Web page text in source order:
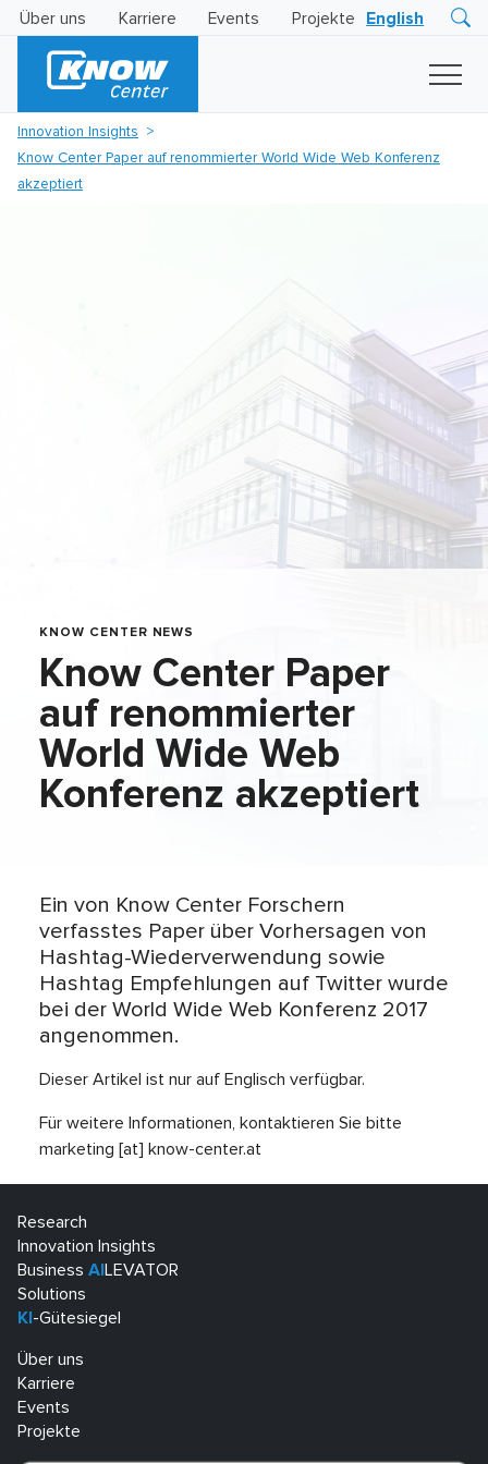
Über uns Karriere Events Projekte English
Business
Innovation Insights
Know Center Paper auf renommierter World Wide Web Konferenz
akzeptiert
KNOW CENTER NEWS
Know Center Paper
auf renommierter
World Wide Web
Konferenz akzeptiert
Ein von Know Center Forschern
verfasstes Paper über Vorhersagen von
Hashtag-Wiederverwendung sowie
Hashtag Empfehlungen auf Twitter wurde
bei der World Wide Web Konferenz 2017
angenommen.
Dieser Artikel ist nur auf Englisch verfügbar.
Für weitere Informationen, kontaktieren Sie bitte
marketing [at] know-center.at
Research
Innovation Insights
Business AI LEVATOR
Solutions
KI -Gütesiegel
Über uns
Karriere
Events
Projekte